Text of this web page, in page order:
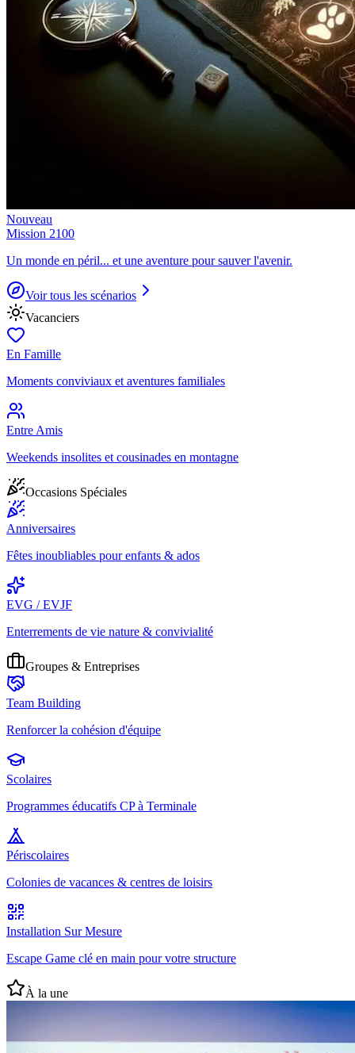
Nouveau
Mission 2100
Un monde en péril... et une aventure pour sauver l'avenir.
Voir tous les scénarios
Vacanciers
En Famille
Moments conviviaux et aventures familiales
Entre Amis
Weekends insolites et cousinades en montagne
Occasions Spéciales
Anniversaires
Fêtes inoubliables pour enfants & ados
EVG / EVJF
Enterrements de vie nature & convivialité
Groupes & Entreprises
Team Building
Renforcer la cohésion d'équipe
Scolaires
Programmes éducatifs CP à Terminale
Périscolaires
Colonies de vacances & centres de loisirs
Installation Sur Mesure
Escape Game clé en main pour votre structure
À la une